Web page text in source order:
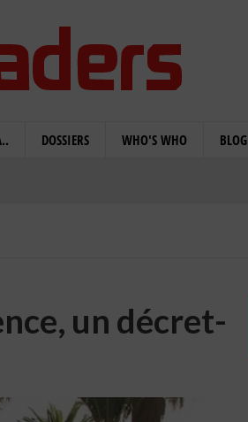
DOSSIERS WHO'S WHO BLOG
un décret-